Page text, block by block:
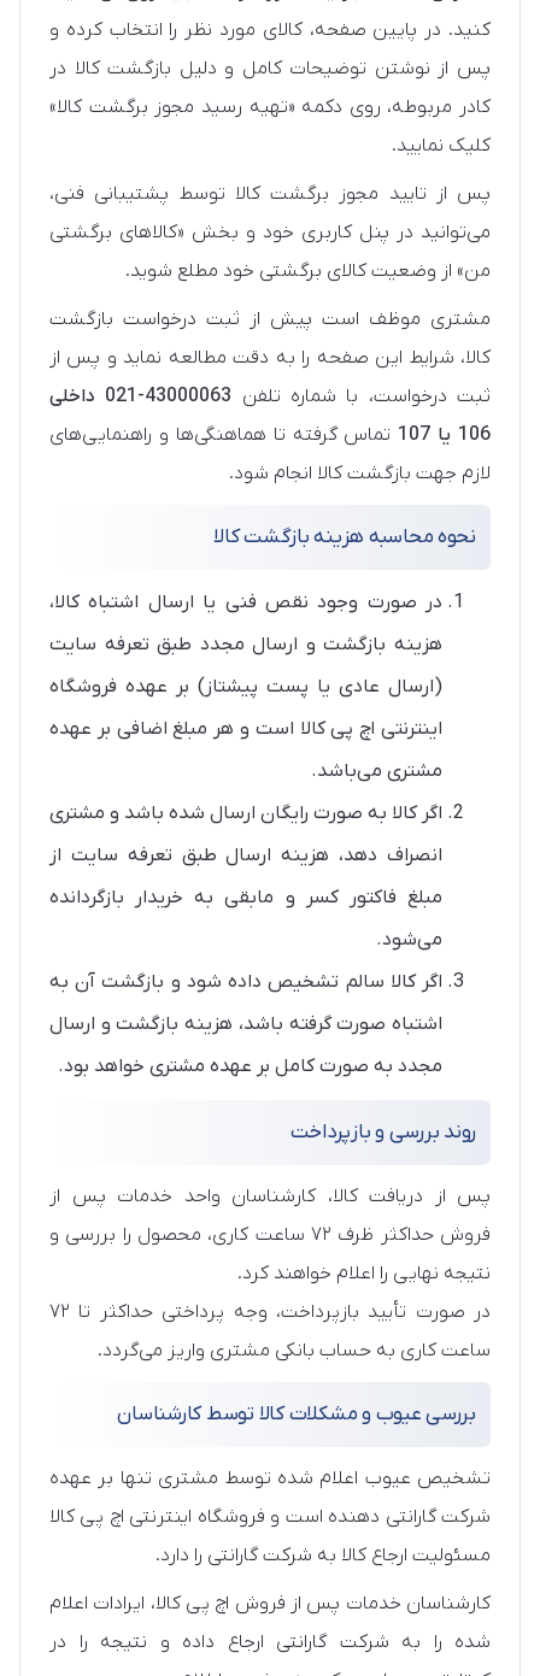
کنید. در پایین صفحه، کالای مورد نظر را انتخاب کرده و
پس از نوشتن توضیحات کامل و دلیل بازگشت کالا در
کادر مربوطه، روی دکمه «تهیه رسید مجوز برگشت کالا»
کلیک نمایید.
پس از تایید مجوز برگشت کالا توسط پشتیبانی فنی،
می‌توانید در پنل کاربری خود و بخش «کالاهای برگشتی
من» از وضعیت کالای برگشتی خود مطلع شوید.
مشتری موظف است پیش از ثبت درخواست بازگشت
کالا، شرایط این صفحه را به دقت مطالعه نماید و پس از
ثبت درخواست، با شماره تلفن
43000063-021 داخلی
106 یا 107
تماس گرفته تا هماهنگی‌ها و راهنمایی‌های
لازم جهت بازگشت کالا انجام شود.
نحوه محاسبه هزینه بازگشت کالا
در صورت وجود نقص فنی یا ارسال اشتباه کالا،
هزینه بازگشت و ارسال مجدد طبق تعرفه سایت
(ارسال عادی یا پست پیشتاز) بر عهده فروشگاه
اینترنتی اچ پی کالا است و هر مبلغ اضافی بر عهده
مشتری می‌باشد.
اگر کالا به صورت رایگان ارسال شده باشد و مشتری
انصراف دهد، هزینه ارسال طبق تعرفه سایت از
مبلغ فاکتور کسر و مابقی به خریدار بازگردانده
می‌شود.
اگر کالا سالم تشخیص داده شود و بازگشت آن به
اشتباه صورت گرفته باشد، هزینه بازگشت و ارسال
مجدد به صورت کامل بر عهده مشتری خواهد بود.
روند بررسی و بازپرداخت
پس از دریافت کالا، کارشناسان واحد خدمات پس از
فروش حداکثر ظرف ۷۲ ساعت کاری، محصول را بررسی و
نتیجه نهایی را اعلام خواهند کرد.
در صورت تأیید بازپرداخت، وجه پرداختی حداکثر تا ۷۲
ساعت کاری به حساب بانکی مشتری واریز می‌گردد.
بررسی عیوب و مشکلات کالا توسط کارشناسان
تشخیص عیوب اعلام شده توسط مشتری تنها بر عهده
شرکت گارانتی دهنده است و فروشگاه اینترنتی اچ پی کالا
مسئولیت ارجاع کالا به شرکت گارانتی را دارد.
کارشناسان خدمات پس از فروش اچ پی کالا، ایرادات اعلام
شده را به شرکت گارانتی ارجاع داده و نتیجه را در